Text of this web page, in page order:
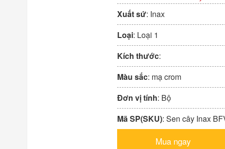
Xuất sứ: Inax
Loại: Loại 1
Kích thước:
Màu sắc: mạ crom
Đơn vị tính: Bộ
Mã SP(SKU): Sen cây Inax
Mua ngay